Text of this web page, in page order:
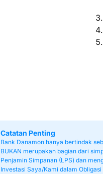
Catatan Penting
Bank Danamon hanya bertindak
BUKAN merupakan bagian dari
Penjamin Simpanan (LPS) dan
Investasi Saya/Kami dalam